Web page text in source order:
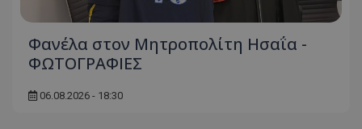
Φανέλα στον Μητροπολίτη Ησαΐα -
ΦΩΤΟΓΡΑΦΙΕΣ
06.08.2026 - 18:30